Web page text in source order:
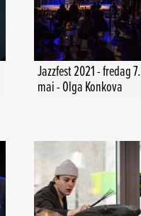
Jazzfest 2021 - fredag 7.
mai - Olga Konkova